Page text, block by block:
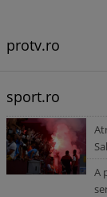
protv.ro
sport.ro
A